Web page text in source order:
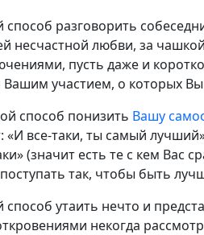
разговорить
несчастной любви, за
пусть даже и
Вашим участием, о которых
способ понизить Вашу
«И все-таки, ты самый
(значит есть те с кем Вас
так, чтобы быть
утаить нечто и
некогда